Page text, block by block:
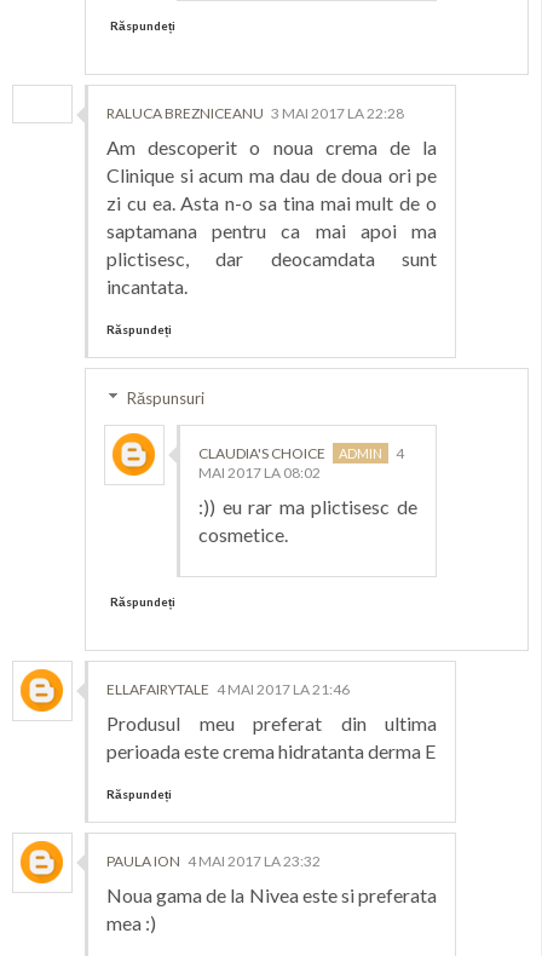
Răspundeți
RALUCA BREZNICEANU 3 MAI 2017 LA 22:28
Am descoperit o noua crema de la
Clinique si acum ma dau de doua ori pe
zi cu ea. Asta n-o sa tina mai mult de o
saptamana pentru ca mai apoi ma
plictisesc, dar deocamdata sunt
incantata.
Răspundeți
Răspunsuri
CLAUDIA'S CHOICE
4
MAI 2017 LA 08:02
:)) eu rar ma plictisesc de
cosmetice.
Răspundeți
ELLAFAIRYTALE 4 MAI 2017 LA 21:46
Produsul meu preferat din ultima
perioada este crema hidratanta derma E
Răspundeți
PAULA ION 4 MAI 2017 LA 23:32
Noua gama de la Nivea este si preferata
mea :)